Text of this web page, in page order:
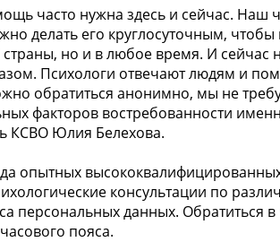
часто нужна здесь и сейчас. Наш
делать его круглосуточным,
но и в любое время. И сейчас
Психологи отвечают людям и
обратиться анонимно, мы не
факторов востребованности
КСВО Юлия Белехова.
опытных
консультации по
персональных данных. Обратиться
пояса.